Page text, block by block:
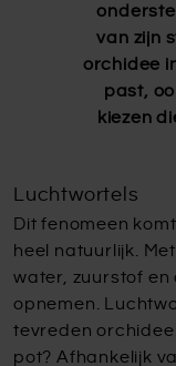
van zijn
orchidee
past,
kiezen
Luchtwortels
Dit fenomeen
heel natuurlijk.
water, zuurstof
opnemen.
tevreden
pot? Afhankelijk